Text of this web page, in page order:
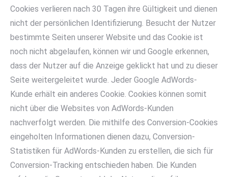
Cookies verlieren nach 30 Tagen ihre Gültigkeit und dienen
nicht der persönlichen Identifizierung. Besucht der Nutzer
bestimmte Seiten unserer Website und das Cookie ist
noch nicht abgelaufen, können wir und Google erkennen,
dass der Nutzer auf die Anzeige geklickt hat und zu dieser
Seite weitergeleitet wurde. Jeder Google AdWords-
Kunde erhält ein anderes Cookie. Cookies können somit
nicht über die Websites von AdWords-Kunden
nachverfolgt werden. Die mithilfe des Conversion-Cookies
eingeholten Informationen dienen dazu, Conversion-
Statistiken für AdWords-Kunden zu erstellen, die sich für
Conversion-Tracking entschieden haben. Die Kunden